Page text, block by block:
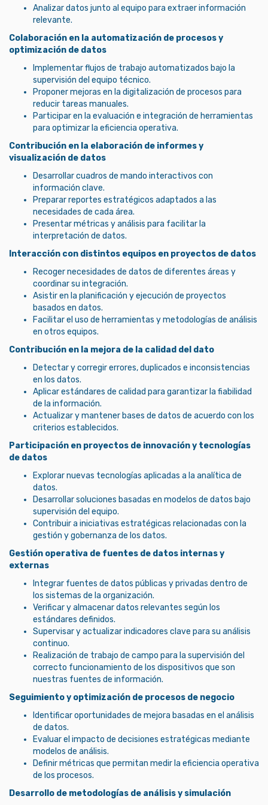
Analizar datos junto al equipo para extraer información
relevante.
Colaboración en la automatización de procesos y
optimización de datos
Implementar flujos de trabajo automatizados bajo la
supervisión del equipo técnico.
Proponer mejoras en la digitalización de procesos para
reducir tareas manuales.
Participar en la evaluación e integración de herramientas
para optimizar la eficiencia operativa.
Contribución en la elaboración de informes y
visualización de datos
Desarrollar cuadros de mando interactivos con
información clave.
Preparar reportes estratégicos adaptados a las
necesidades de cada área.
Presentar métricas y análisis para facilitar la
interpretación de datos.
Interacción con distintos equipos en proyectos de datos
Recoger necesidades de datos de diferentes áreas y
coordinar su integración.
Asistir en la planificación y ejecución de proyectos
basados en datos.
Facilitar el uso de herramientas y metodologías de análisis
en otros equipos.
Contribución en la mejora de la calidad del dato
Detectar y corregir errores, duplicados e inconsistencias
en los datos.
Aplicar estándares de calidad para garantizar la fiabilidad
de la información.
Actualizar y mantener bases de datos de acuerdo con los
criterios establecidos.
Participación en proyectos de innovación y tecnologías
de datos
Explorar nuevas tecnologías aplicadas a la analítica de
datos.
Desarrollar soluciones basadas en modelos de datos bajo
supervisión del equipo.
Contribuir a iniciativas estratégicas relacionadas con la
gestión y gobernanza de los datos.
Gestión operativa de fuentes de datos internas y
externas
Integrar fuentes de datos públicas y privadas dentro de
los sistemas de la organización.
Verificar y almacenar datos relevantes según los
estándares definidos.
Supervisar y actualizar indicadores clave para su análisis
continuo.
Realización de trabajo de campo para la supervisión del
correcto funcionamiento de los dispositivos que son
nuestras fuentes de información.
Seguimiento y optimización de procesos de negocio
Identificar oportunidades de mejora basadas en el análisis
de datos.
Evaluar el impacto de decisiones estratégicas mediante
modelos de análisis.
Definir métricas que permitan medir la eficiencia operativa
de los procesos.
Desarrollo de metodologías de análisis y simulación